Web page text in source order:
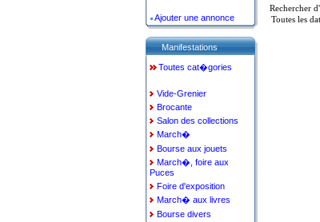
Rechercher
Toutes les
Ajouter une annonce
Manifestations
Toutes cat�gories
Vide-Grenier
Brocante
Salon des collections
March�
Bourse aux jouets
March�, foire aux
Puces
Foire d'exposition
March� aux livres
Bourse divers